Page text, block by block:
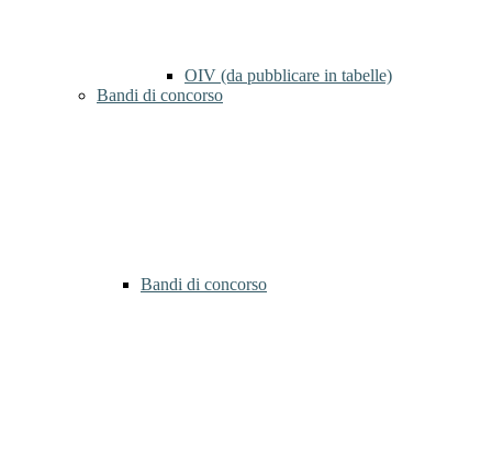
OIV (da pubblicare in tabelle)
Bandi di concorso
Bandi di concorso